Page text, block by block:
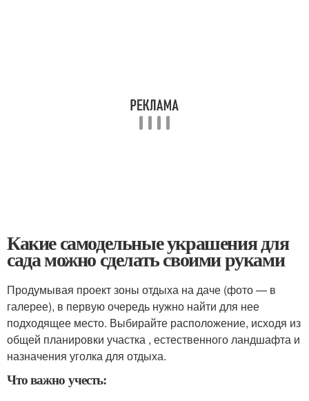
Какие самодельные украшения для
сада можно сделать своими руками
Продумывая проект зоны отдыха на даче (фото — в
галерее), в первую очередь нужно найти для нее
подходящее место. Выбирайте расположение, исходя из
общей планировки участка , естественного ландшафта и
назначения уголка для отдыха.
Что важно учесть: